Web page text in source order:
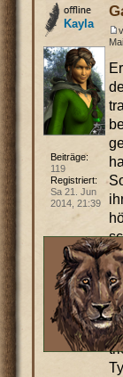
Kayla
Beiträge:
119
Registriert:
Sa 21. Jun
2014, 21:39